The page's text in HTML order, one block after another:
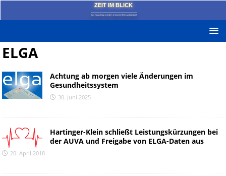
ZEIT IM BLICK
Das News-Blog mit dem kritischen Blick auf die Zeit!
ELGA
Achtung ab morgen viele Änderungen im
Gesundheitssystem
30. Juni 2025
Hartinger-Klein schließt Leistungskürzungen bei
der AUVA und Freigabe von ELGA-Daten aus
20. April 2018